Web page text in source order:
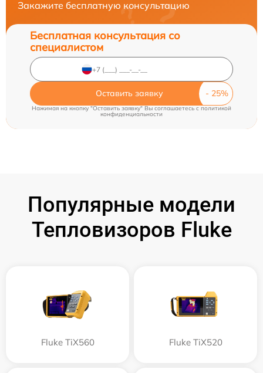
Закажите бесплатную консультацию
Бесплатная консультация со
специалистом
Оставить заявку
Нажимая на кнопку "Оставить заявку" Вы соглашаетесь cполитикой
конфиденциальности
Популярные модели
Тепловизоров Fluke
Fluke TiX560 Fluke TiX520